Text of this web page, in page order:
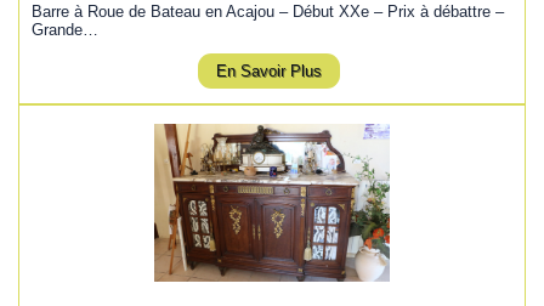
Barre à Roue de Bateau en Acajou – Début XXe – Prix à débattre –
Grande…
En Savoir Plus